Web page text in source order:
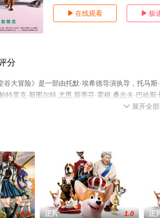
 在线观看  极
分
谷大冒险》是一部由托默·埃希德导演执导，托马
特里克·斯图尔特,尤恩,斯蒂芬·霍根,桑吉夫·巴哈
影大全就上星空电影网，更多相关信息可移步至豆
 展开全部
6.0 正片 1.0 正